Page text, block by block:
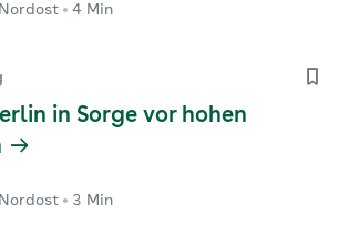
4 Min
in Sorge vor hohen
3 Min